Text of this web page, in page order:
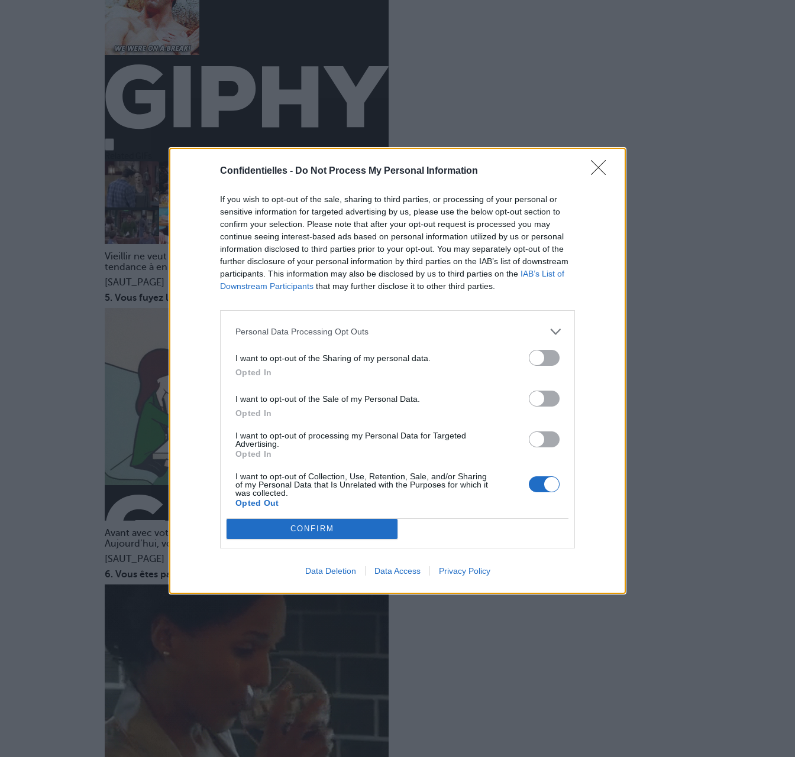
Confidentielles - Do Not Process My Personal Information
If you wish to opt-out of the sale, sharing to third parties, or processing of your personal or
sensitive information for targeted advertising by us, please use the below opt-out section to
confirm your selection. Please note that after your opt-out request is processed you may
continue seeing interest-based ads based on personal information utilized by us or personal
information disclosed to third parties prior to your opt-out. You may separately opt-out of the
further disclosure of your personal information by third parties on the IAB’s list of downstream
participants. This information may also be disclosed by us to third parties on the IAB’s List of
Downstream Participants that may further disclose it to other third parties.
Personal Data Processing Opt Outs
I want to opt-out of the Sharing of my personal data.
Opted In
I want to opt-out of the Sale of my Personal Data.
Opted In
I want to opt-out of processing my Personal Data for Targeted
Advertising.
Opted In
I want to opt-out of Collection, Use, Retention, Sale, and/or Sharing
of my Personal Data that Is Unrelated with the Purposes for which it
was collected.
Opted Out
CONFIRM
Data Deletion Data Access Privacy Policy
Vieillir ne veut pas dire qu’on ne peut pas avoir le cœur brisé, mais vous avez moins
tendance à en faire un drame…
[SAUT_PAGE]
5. Vous fuyez la foule
Avant avec votre bande de potes, vous investissiez les spots branchés (et bruyants).
Aujourd’hui, vous préférez le calme et le charme d’un café tranquille…
[SAUT_PAGE]
6. Vous êtes passée au bon vin